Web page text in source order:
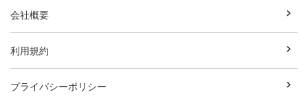
会社概要
利用規約
プライバシーポリシー